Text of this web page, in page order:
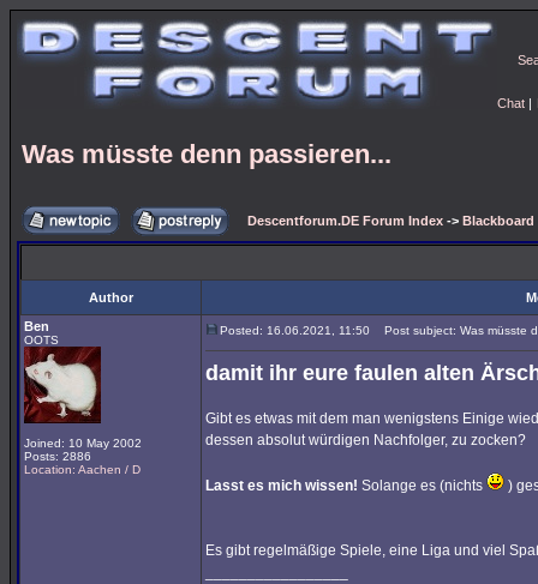
Chat |
Was müsste denn passieren...
Descentforum.DE Forum Index -> Blackboard
Author
Ben
OOTS
Joined: 10 May 2002
Posts: 2886
Location: Aachen / D
Posted: 16.06.2021, 11:50 Post subject: Was müsste
damit ihr eure faulen alten
Gibt es etwas mit dem man wenigstens Einige
dessen absolut würdigen Nachfolger, zu zocken?
Lasst es mich wissen! Solange es (nichts )
Es gibt regelmäßige Spiele, eine Liga und viel